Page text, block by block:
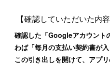
【確認していただいた内
確認した「Googleアカウント
わば「毎月の支払い契約書が入
この引き出しを開けて、アプ